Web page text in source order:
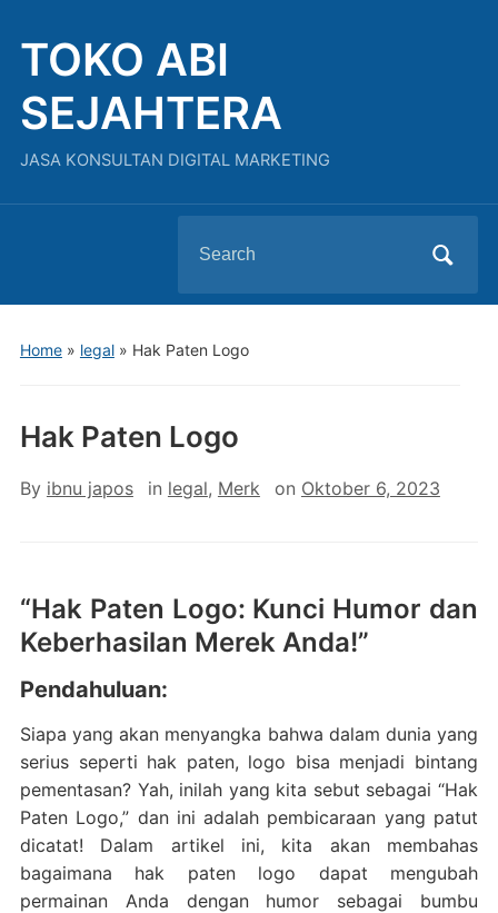
TOKO ABI
SEJAHTERA
JASA KONSULTAN DIGITAL MARKETING
for:
Home» legal» Hak Paten Logo
Hak Paten Logo
By ibnu japos in legal, Merk on Oktober 6, 2023
“Hak Paten Logo: Kunci Humor dan
Keberhasilan Merek Anda!”
Pendahuluan:
Siapa yang akan menyangka bahwa dalam dunia yang
serius seperti hak paten, logo bisa menjadi bintang
pementasan? Yah, inilah yang kita sebut sebagai “Hak
Paten Logo,” dan ini adalah pembicaraan yang patut
dicatat! Dalam artikel ini, kita akan membahas
bagaimana hak paten logo dapat mengubah
permainan Anda dengan humor sebagai bumbu